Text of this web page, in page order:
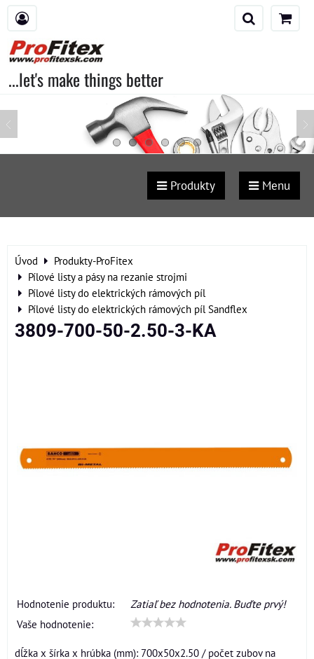
...let's make things better
Produkty Menu
Úvod
Produkty-ProFitex
Pílové listy a pásy na rezanie strojmi
Pílové listy do elektrických rámových píl
Pílové listy do elektrických rámových píl Sandflex
3809-700-50-2.50-3-KA
Hodnotenie produktu:
Zatiaľ bez hodnotenia. Buďte prvý!
Vaše hodnotenie:
dĺžka x šírka x hrúbka (mm): 700x50x2.50 / počet zubov na